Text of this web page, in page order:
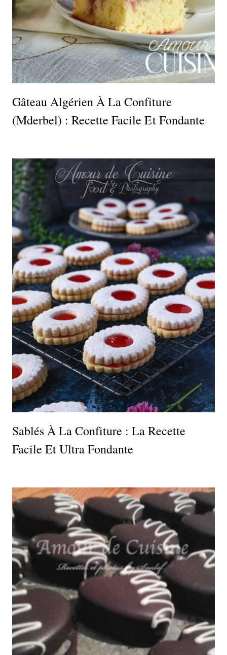
Gâteau Algérien À La Confiture
(Mderbel) : Recette Facile Et Fondante
Sablés À La Confiture : La Recette
Facile Et Ultra Fondante